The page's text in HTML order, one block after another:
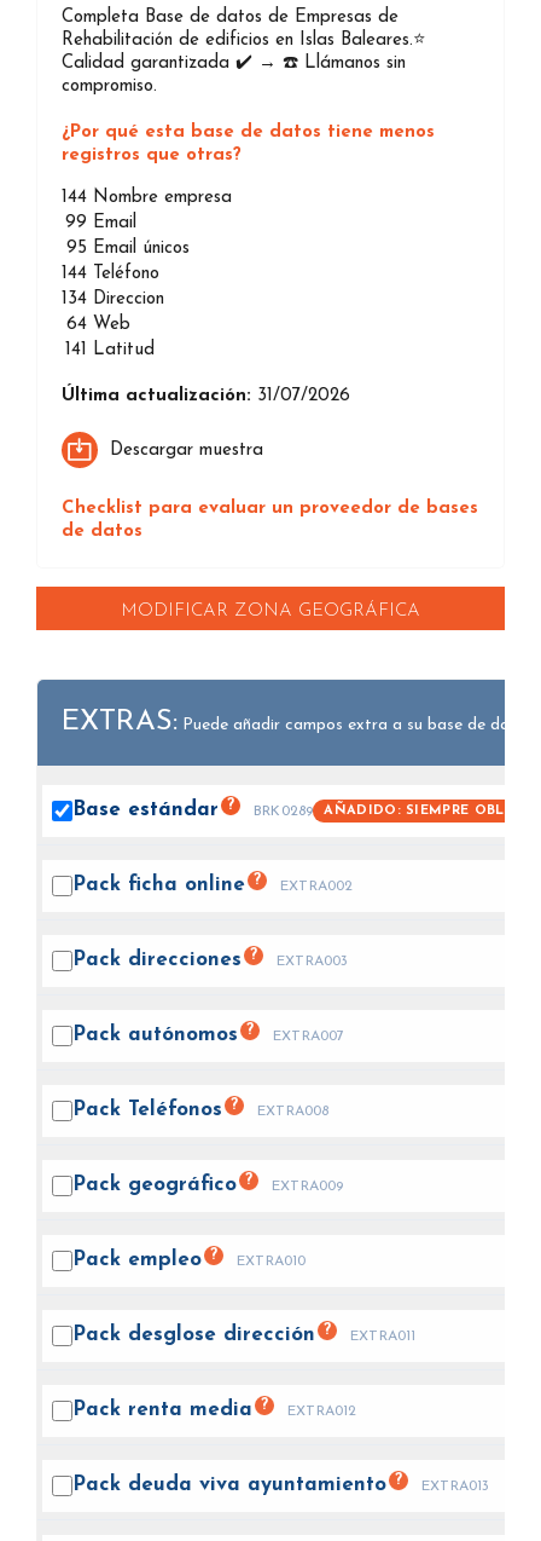
Completa Base de datos de Empresas de
Rehabilitación de edificios en Islas Baleares.⭐️
Calidad garantizada ✔️ → ☎️ Llámanos sin
compromiso.
¿Por qué esta base de datos tiene menos
registros que otras?
144 Nombre empresa
99 Email
95 Email únicos
144
Teléfono
134 Direccion
64 Web
141
Latitud
Última actualización: 31/07/2026
Descargar muestra
Checklist para evaluar un proveedor de bases
de datos
MODIFICAR ZONA GEOGRÁFICA
EXTRAS: Puede añadir campos extra a su base de datos.
Base estándar ? BRK0289 AÑADIDO: SIEMPRE
Pack ficha online ? EXTRA002
Pack direcciones ? EXTRA003
Pack autónomos ? EXTRA007
Pack Teléfonos ? EXTRA008
Pack geográfico ? EXTRA009
Pack empleo ? EXTRA010
Pack desglose dirección ? EXTRA011
Pack renta media ? EXTRA012
Pack deuda viva ayuntamiento ? EXTRA013